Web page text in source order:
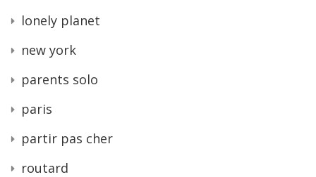
lonely planet
new york
parents solo
paris
partir pas cher
routard